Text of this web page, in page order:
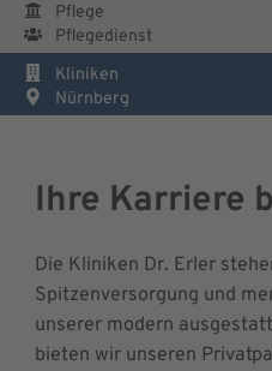
Pflege
Pflegedienst
Kliniken
Nürnberg
Ihre Karriere
Die Kliniken Dr. Erler
Spitzenversorgung und
unserer modern
bieten wir unseren